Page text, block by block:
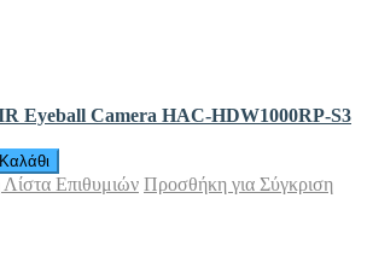
Eyeball Camera HAC-HDW1000RP-S3
Επιθυμιών Προσθήκη για Σύγκριση